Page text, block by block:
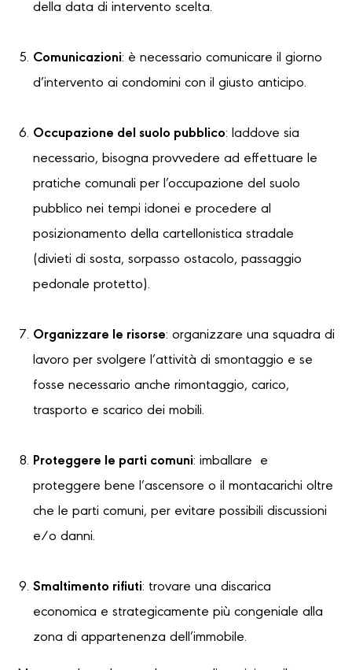
della data di intervento scelta.
Comunicazioni: è necessario comunicare il giorno
d’intervento ai condomini con il giusto anticipo.
Occupazione del suolo pubblico: laddove sia
necessario, bisogna provvedere ad effettuare le
pratiche comunali per l’occupazione del suolo
pubblico nei tempi idonei e procedere al
posizionamento della cartellonistica stradale
(divieti di sosta, sorpasso ostacolo, passaggio
pedonale protetto).
Organizzare le risorse: organizzare una squadra di
lavoro per svolgere l’attività di smontaggio e se
fosse necessario anche rimontaggio, carico,
trasporto e scarico dei mobili.
Proteggere le parti comuni: imballare e
proteggere bene l’ascensore o il montacarichi oltre
che le parti comuni, per evitare possibili discussioni
e/o danni.
Smaltimento rifiuti: trovare una discarica
economica e strategicamente più congeniale alla
zona di appartenenza dell’immobile.